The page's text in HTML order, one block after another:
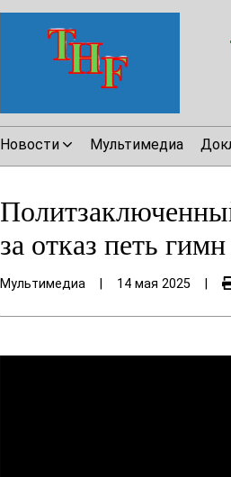
Новости Мультимедиа
за отказ петь
Мультимедиа 14 мая 2025